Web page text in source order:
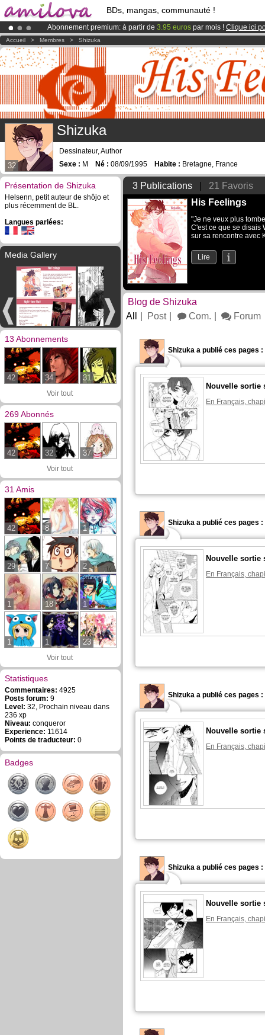
BDs, mangas, communauté !
Abonnement premium: à partir de 3.95 euros par mois ! Clique ici
Déjà 100000membreset 1000BDs & Mangas!
LeKickstarter Amilova est désormais lancé!.
Accueil > Membres > Shizuka
32
Shizuka
Dessinateur, Author
Sexe : M Né : 08/09/1995 Habite : Bretagne, France
Présentation de Shizuka
Helsenn, petit auteur de shôjo et
plus récemment de BL.
Langues parlées:
Media Gallery
13 Abonnements
42 34 31
Voir tout
269 Abonnés
42 32 37
Voir tout
31 Amis
42 8 1
29 7 2
1 18 1
1 1 23
Voir tout
Statistiques
Commentaires: 4925
Posts forum: 9
Level: 32, Prochain niveau dans
236 xp
Niveau: conqueror
Experience: 11614
Points de traducteur: 0
Badges
3 Publications
21 Favoris
His Feelings
"Je ne veux plus
C'est ce que se disais
sur sa rencontre avec
Lire
Blog de Shizuka
All
Post Com. Forum
Shizuka a publié ces pages :
Nouvelle sortie
En Français,
Shizuka a publié ces pages :
Nouvelle sortie
En Français,
Shizuka a publié ces pages :
Nouvelle sortie
En Français,
Shizuka a publié ces pages :
Nouvelle sortie
En Français,